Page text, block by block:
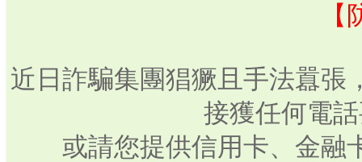
近日詐騙集團猖獗且手法囂張
接獲任何電
或請您提供信用卡、金融